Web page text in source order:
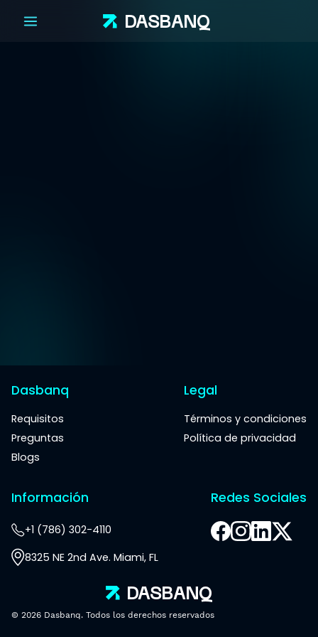
DASBANQ
Dasbanq
Requisitos
Preguntas
Blogs
Legal
Términos y condiciones
Política de privacidad
Información
+1 (786) 302-4110
8325 NE 2nd Ave. Miami, FL
Redes Sociales
DASBANQ
© 2026 Dasbanq. Todos los derechos reservados